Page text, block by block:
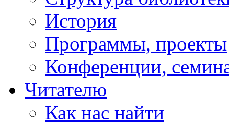
История
Программы, проекты
Конференции,
Читателю
Как нас найти